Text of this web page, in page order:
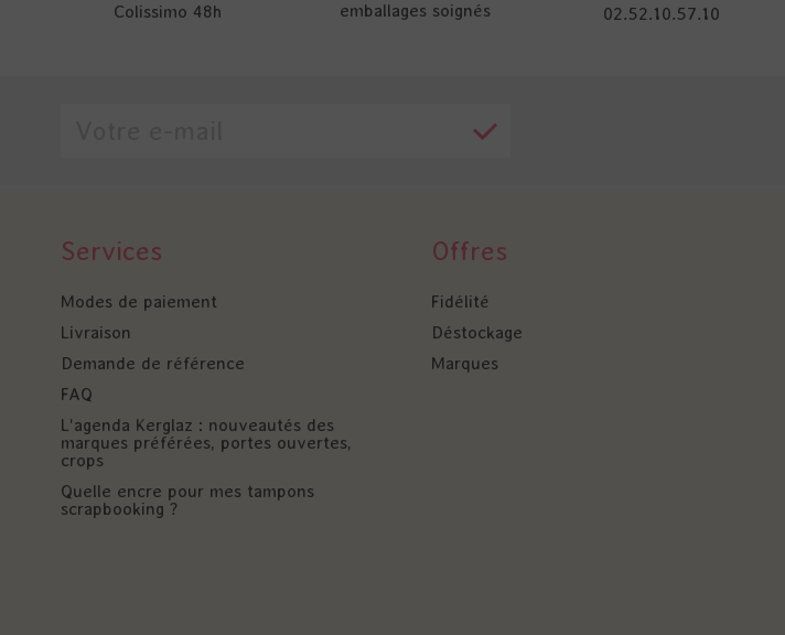
Colissimo 48h
emballages soignés
02.52.10.57.10
Services
Modes de paiement
Livraison
Demande de référence
FAQ
L'agenda Kerglaz : nouveautés des
marques préférées, portes ouvertes,
crops
Quelle encre pour mes tampons
scrapbooking ?
Offres
Fidélité
Déstockage
Marques